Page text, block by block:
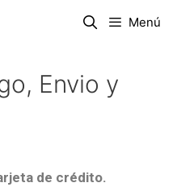
Menú
Envio y
de crédito.